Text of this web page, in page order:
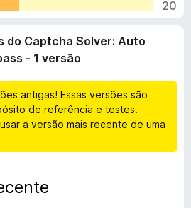
d
r
F
i
r
e
f
o
20
do Captcha Solver: Auto
- 1 versão
antigas! Essas versões são
de referência e testes.
a versão mais recente de uma